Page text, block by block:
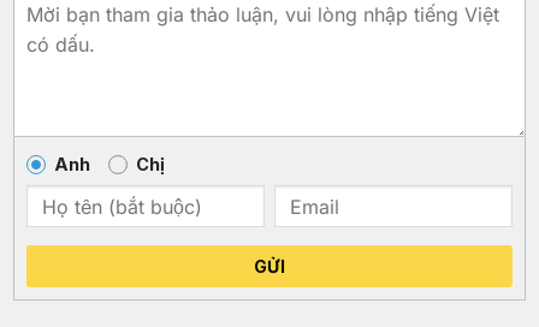
Anh Chị
GỬI